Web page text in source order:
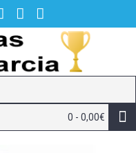
0 - 0,00€